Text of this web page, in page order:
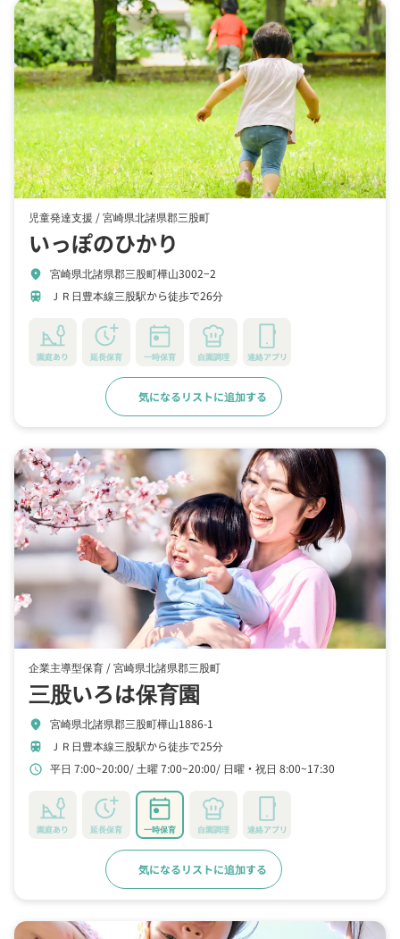
児童発達支援 /宮崎県北諸県郡三股町
いっぽのひかり
location_on 宮崎県北諸県郡三股町樺山3002−2
train ＪＲ日豊本線三股駅から徒歩で26分
園庭あり 延長保育 一時保育 自園調理 連絡アプリ
気になるリストに追加する
企業主導型保育 /宮崎県北諸県郡三股町
三股いろは保育園
location_on 宮崎県北諸県郡三股町樺山1886-1
train ＪＲ日豊本線三股駅から徒歩で25分
schedule 平日 7:00~20:00 土曜 7:00~20:00 日曜・祝日 8:00~17:30
園庭あり 延長保育 一時保育 自園調理 連絡アプリ
気になるリストに追加する